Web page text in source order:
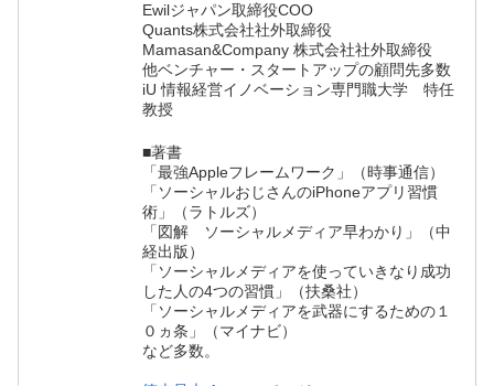
Ewilジャパン取締役COO
Quants株式会社社外取締役
Mamasan&Company 株式会社社外取締役
他ベンチャー・スタートアップの顧問先多数
iU 情報経営イノベーション専門職大学 特任
教授
■著書
「最強Appleフレームワーク」（時事通信）
「ソーシャルおじさんのiPhoneアプリ習慣
術」（ラトルズ）
「図解 ソーシャルメディア早わかり」（中
経出版）
「ソーシャルメディアを使っていきなり成功
した人の4つの習慣」（扶桑社）
「ソーシャルメディアを武器にするための１
０ヵ条」（マイナビ）
など多数。